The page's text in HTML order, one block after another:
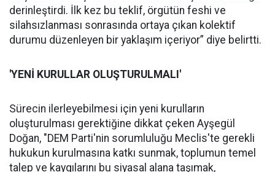
derinleştirdi. İlk kez bu teklif, örgütün feshi ve
silahsızlanması sonrasında ortaya çıkan kolektif
durumu düzenleyen bir yaklaşım içeriyor” diye belirtti.
'YENİ KURULLAR OLUŞTURULMALI'
Sürecin ilerleyebilmesi için yeni kurulların
oluşturulması gerektiğine dikkat çeken Ayşegül
Doğan, "DEM Parti'nin sorumluluğu Meclis'te gerekli
hukukun kurulmasına katkı sunmak, toplumun temel
talep ve kaygılarını bu siyasal alana taşımak,